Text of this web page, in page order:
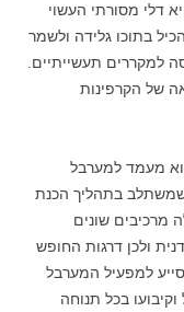
דלי מסורתי העשוי
בתוכו גלידה ולשמר
למקררים תעשייתיים.
של הקרפינות
מעמד למערבל
בתהליך הכנת
מרכיבים שונים
ולכן דרגות החופש
למפעיל המערבל
בכל תנוחה